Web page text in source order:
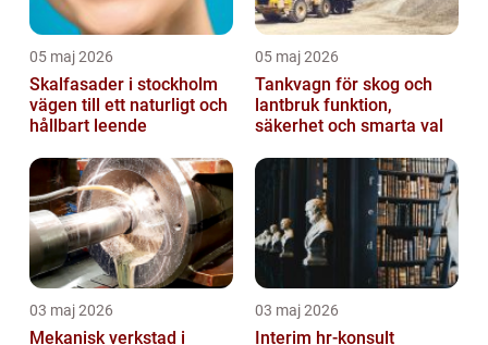
05 maj 2026
Skalfasader i stockholm
vägen till ett naturligt och
hållbart leende
05 maj 2026
Tankvagn för skog och
lantbruk funktion,
säkerhet och smarta val
03 maj 2026
Mekanisk verkstad i
03 maj 2026
Interim hr-konsult